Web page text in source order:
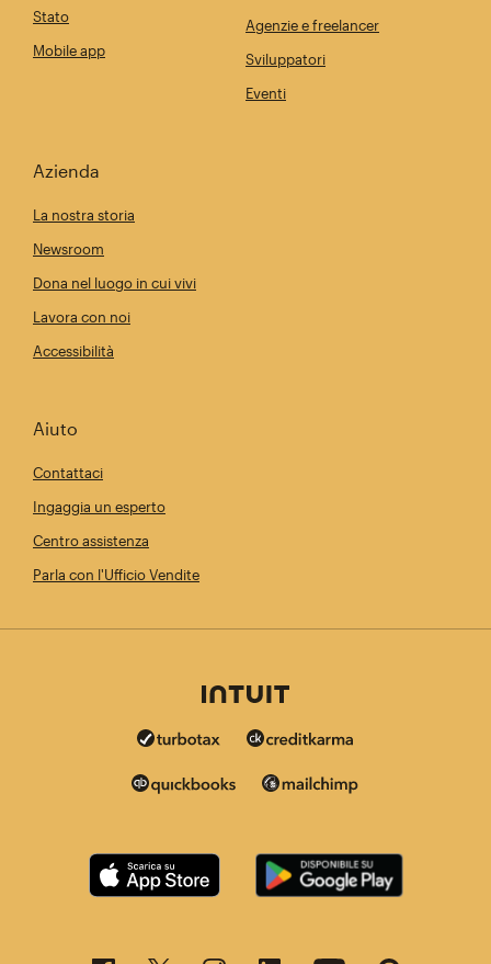
Stato
Mobile app
Agenzie e freelancer
Sviluppatori
Eventi
Azienda
La nostra storia
Newsroom
Dona nel luogo in cui vivi
Lavora con noi
Accessibilità
Aiuto
Contattaci
Ingaggia un esperto
Centro assistenza
Parla con l'Ufficio Vendite